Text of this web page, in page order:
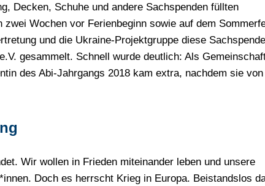
Decken, Schuhe und andere Sachspenden füllten
Wochen vor Ferienbeginn sowie auf dem
und die Ukraine-Projektgruppe diese
gesammelt. Schnell wurde deutlich: Als
des Abi-Jahrgangs 2018 kam extra, nachdem sie von
Wir wollen in Frieden miteinander leben und unsere
Doch es herrscht Krieg in Europa. Beistandslos